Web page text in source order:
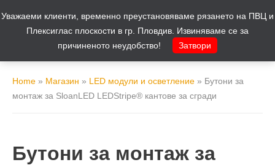
Home » Магазин » LED модули и осветление » Бутони за
монтаж за SloanLED LEDStripe® кантове за сгради
Бутони за монтаж за
Уважаеми клиенти, временно преустановяваме рязането на ПВЦ и
Плексиглас плоскости в гр. Пловдив. Извиняваме се за
причиненото неудобство!
Затвори